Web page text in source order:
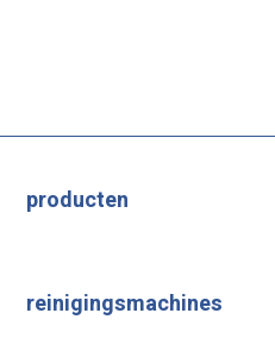
producten
reinigingsmachines